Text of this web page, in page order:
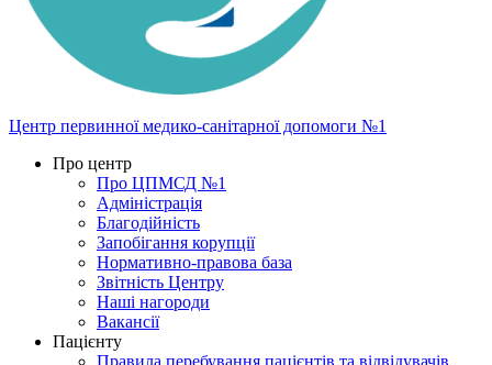
Центр первинної медико-санітарної допомоги №1
Про центр
Про ЦПМСД №1
Адміністрація
Благодійність
Запобігання корупції
Нормативно-правова база
Звітність Центру
Наші нагороди
Вакансії
Пацієнту
Правила перебування пацієнтів та відвідувачів